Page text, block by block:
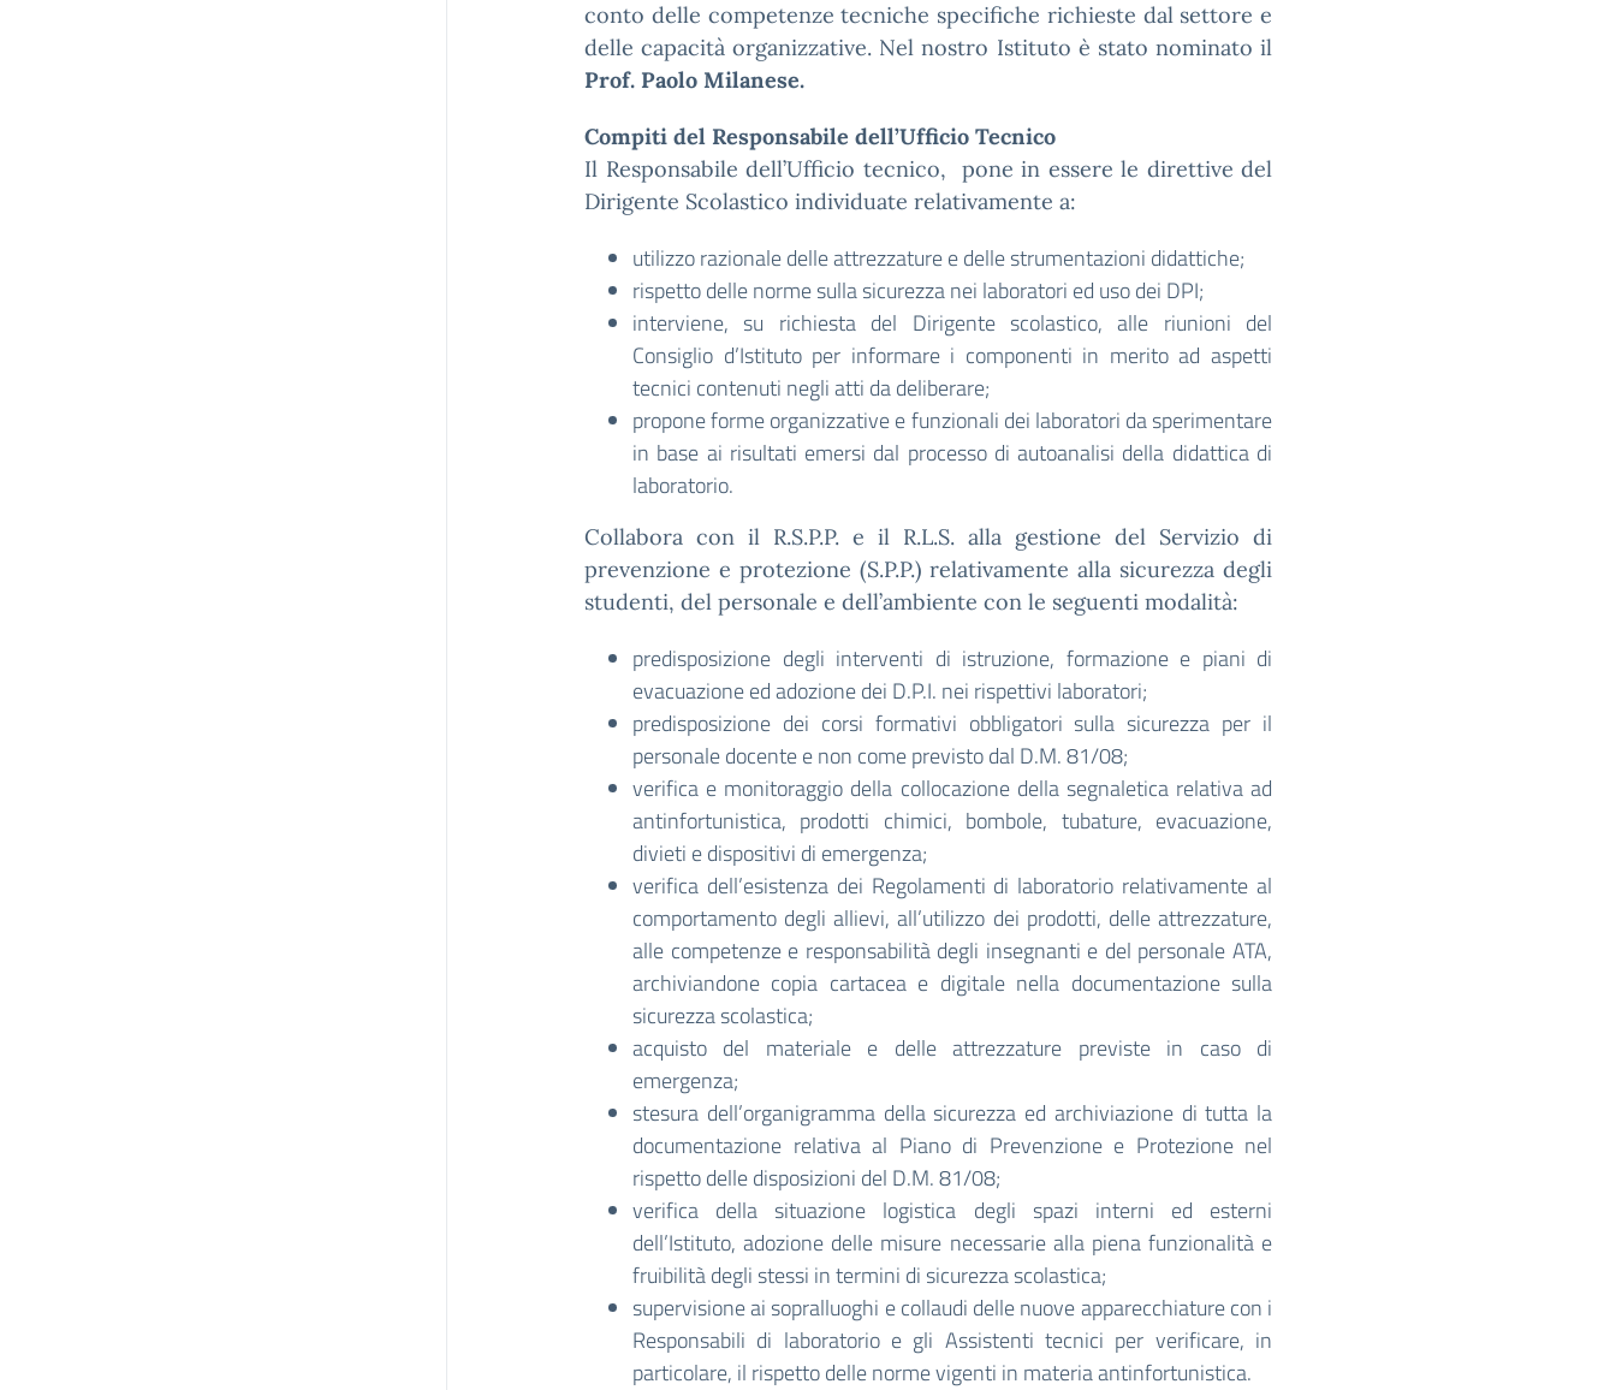
conto delle competenze tecniche specifiche richieste dal settore e
delle capacità organizzative. Nel nostro Istituto è stato nominato il
Prof. Paolo Milanese.
Compiti del Responsabile dell’Ufficio Tecnico
Il Responsabile dell’Ufficio tecnico, pone in essere le direttive del
Dirigente Scolastico individuate relativamente a:
utilizzo razionale delle attrezzature e delle strumentazioni didattiche;
rispetto delle norme sulla sicurezza nei laboratori ed uso dei DPI;
interviene, su richiesta del Dirigente scolastico, alle riunioni del
Consiglio d’Istituto per informare i componenti in merito ad aspetti
tecnici contenuti negli atti da deliberare;
propone forme organizzative e funzionali dei laboratori da sperimentare
in base ai risultati emersi dal processo di autoanalisi della didattica di
laboratorio.
Collabora con il R.S.P.P. e il R.L.S. alla gestione del Servizio di
prevenzione e protezione (S.P.P.) relativamente alla sicurezza degli
studenti, del personale e dell’ambiente con le seguenti modalità:
predisposizione degli interventi di istruzione, formazione e piani di
evacuazione ed adozione dei D.P.I. nei rispettivi laboratori;
predisposizione dei corsi formativi obbligatori sulla sicurezza per il
personale docente e non come previsto dal D.M. 81/08;
verifica e monitoraggio della collocazione della segnaletica relativa ad
antinfortunistica, prodotti chimici, bombole, tubature, evacuazione,
divieti e dispositivi di emergenza;
verifica dell’esistenza dei Regolamenti di laboratorio relativamente al
comportamento degli allievi, all’utilizzo dei prodotti, delle attrezzature,
alle competenze e responsabilità degli insegnanti e del personale ATA,
archiviandone copia cartacea e digitale nella documentazione sulla
sicurezza scolastica;
acquisto del materiale e delle attrezzature previste in caso di
emergenza;
stesura dell’organigramma della sicurezza ed archiviazione di tutta la
documentazione relativa al Piano di Prevenzione e Protezione nel
rispetto delle disposizioni del D.M. 81/08;
verifica della situazione logistica degli spazi interni ed esterni
dell’Istituto, adozione delle misure necessarie alla piena funzionalità e
fruibilità degli stessi in termini di sicurezza scolastica;
supervisione ai sopralluoghi e collaudi delle nuove apparecchiature con i
Responsabili di laboratorio e gli Assistenti tecnici per verificare, in
particolare, il rispetto delle norme vigenti in materia antinfortunistica.